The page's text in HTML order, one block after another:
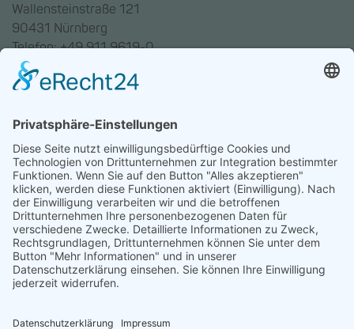
Wallensteinstraße 121
90431 Nürnberg
Telefon: +49 911 9619-0
Trainingszentrum Hannover
30169 Hannover
Telefon: +49 511 123598-531
AGB
Datenschutz